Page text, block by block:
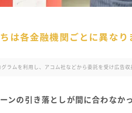
は各金融機関ごとに異なり
ラムを利用し、アコム社などから委託を受け広告収
ンの引き落としが間に合わなか